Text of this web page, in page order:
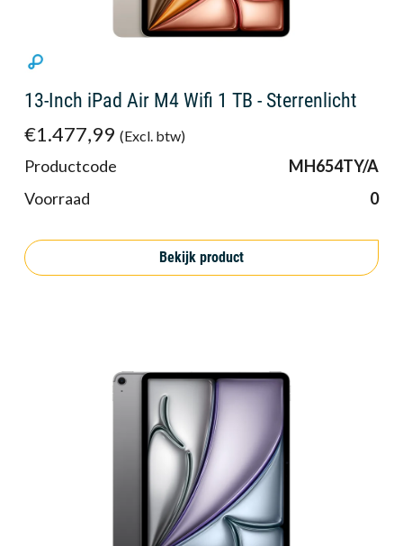
13-Inch iPad Air M4 Wifi 1 TB - Sterrenlicht
€1.477,99 (Excl. btw)
Productcode
MH654TY/A
Voorraad
0
Bekijk product